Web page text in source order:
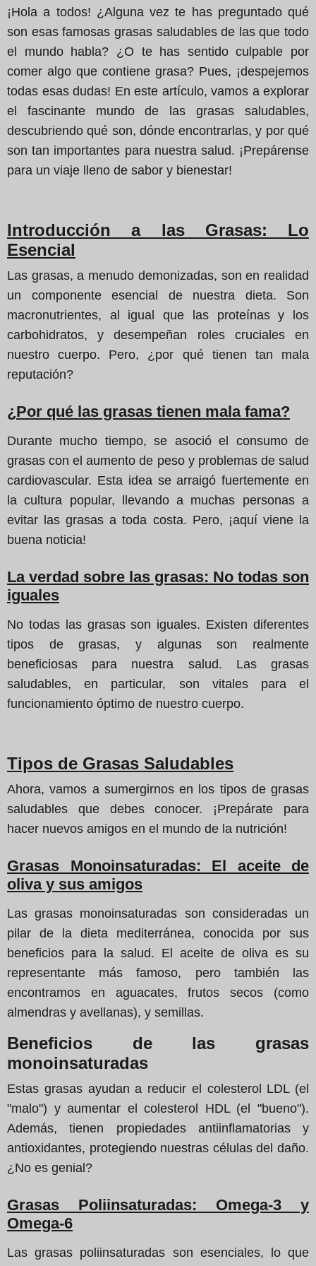
¡Hola a todos! ¿Alguna vez te has preguntado qué
son esas famosas grasas saludables de las que todo
el mundo habla? ¿O te has sentido culpable por
comer algo que contiene grasa? Pues, ¡despejemos
todas esas dudas! En este artículo, vamos a explorar
el fascinante mundo de las grasas saludables,
descubriendo qué son, dónde encontrarlas, y por qué
son tan importantes para nuestra salud. ¡Prepárense
para un viaje lleno de sabor y bienestar!
Introducción a las Grasas: Lo
Esencial
Las grasas, a menudo demonizadas, son en realidad
un componente esencial de nuestra dieta. Son
macronutrientes, al igual que las proteínas y los
carbohidratos, y desempeñan roles cruciales en
nuestro cuerpo. Pero, ¿por qué tienen tan mala
reputación?
¿Por qué las grasas tienen mala fama?
Durante mucho tiempo, se asoció el consumo de
grasas con el aumento de peso y problemas de salud
cardiovascular. Esta idea se arraigó fuertemente en
la cultura popular, llevando a muchas personas a
evitar las grasas a toda costa. Pero, ¡aquí viene la
buena noticia!
La verdad sobre las grasas: No todas son
iguales
No todas las grasas son iguales. Existen diferentes
tipos de grasas, y algunas son realmente
beneficiosas para nuestra salud. Las grasas
saludables, en particular, son vitales para el
funcionamiento óptimo de nuestro cuerpo.
Tipos de Grasas Saludables
Ahora, vamos a sumergirnos en los tipos de grasas
saludables que debes conocer. ¡Prepárate para
hacer nuevos amigos en el mundo de la nutrición!
Grasas Monoinsaturadas: El aceite de
oliva y sus amigos
Las grasas monoinsaturadas son consideradas un
pilar de la dieta mediterránea, conocida por sus
beneficios para la salud. El aceite de oliva es su
representante más famoso, pero también las
encontramos en aguacates, frutos secos (como
almendras y avellanas), y semillas.
Beneficios de las grasas
monoinsaturadas
Estas grasas ayudan a reducir el colesterol LDL (el
"malo") y aumentar el colesterol HDL (el "bueno").
Además, tienen propiedades antiinflamatorias y
antioxidantes, protegiendo nuestras células del daño.
¿No es genial?
Grasas Poliinsaturadas: Omega-3 y
Omega-6
Las grasas poliinsaturadas son esenciales, lo que